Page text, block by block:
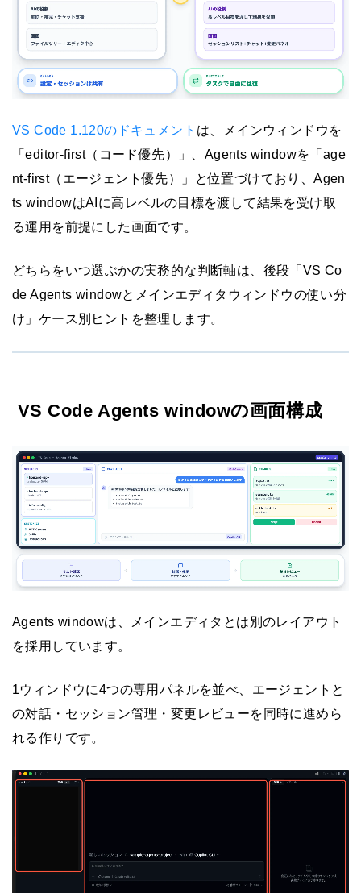
VS Code 1.120のドキュメント は、メインウィンドウを
「editor-first（コード優先）」、Agents windowを「age
nt-first（エージェント優先）」と位置づけており、Agen
ts windowはAIに高レベルの目標を渡して結果を受け取
る運用を前提にした画面です。
どちらをいつ選ぶかの実務的な判断軸は、後段「VS Co
de Agents windowとメインエディタウィンドウの使い分
け」ケース別ヒントを整理します。
VS Code Agents windowの画面構成
Agents windowは、メインエディタとは別のレイアウト
を採用しています。
1ウィンドウに4つの専用パネルを並べ、エージェントと
の対話・セッション管理・変更レビューを同時に進めら
れる作りです。